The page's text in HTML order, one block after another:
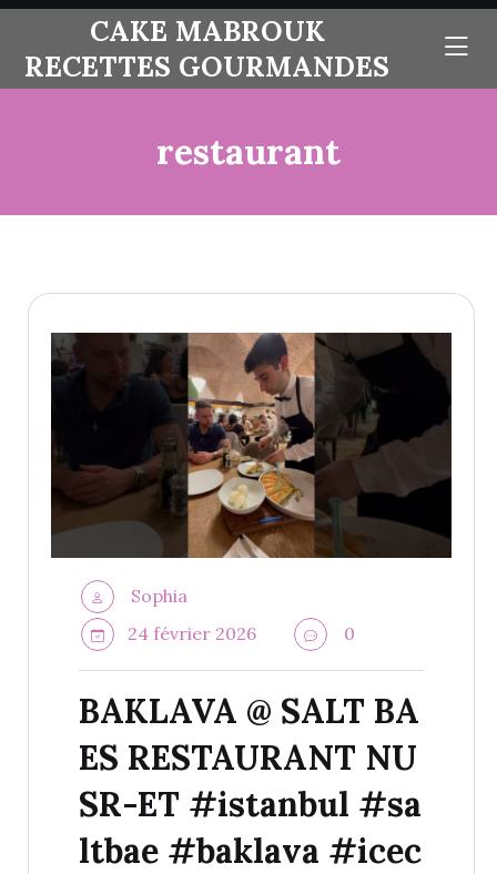
skip
content
CAKE MABROUK
RECETTES GOURMANDES
restaurant
Sophia
24 février 2026
0
BAKLAVA @ SALT BA
ES RESTAURANT NU
SR-ET #istanbul #sa
ltbae #baklava #icec